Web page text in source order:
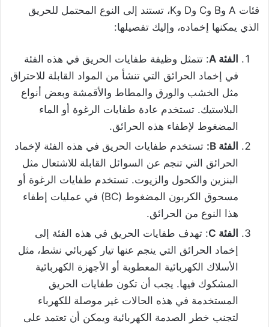
فئات A وB وC وD وK، تستند إلى النوع المحتمل للحريق
الذي يمكنها إخماده، وإليك تفصيلها:
الفئة A
: تتمثل وظيفة طفايات الحريق في هذه الفئة
في إخماد الحرائق التي تنشأ من المواد القابلة للاحتراق
مثل الخشب والورق والمطاط والأقمشة وبعض أنواع
البلاستيك. تستخدم عادة طفايات الرغوة أو الماء
المضغوط لإطفاء هذه الحرائق.
الفئة B:
تستخدم طفايات الحريق في هذه الفئة لإخماد
الحرائق التي تنجم عن السوائل القابلة للاشتعال مثل
البنزين والكحول والزيوت. تستخدم طفايات الرغوة أو
مسحوق الكربون المضغوط (BC) في عمليات إطفاء
هذا النوع من الحرائق.
الفئة C
: تهدف طفايات الحريق في هذه الفئة إلى
إخماد الحرائق التي ينجم عنها تيار كهربائي نشط، مثل
الأسلاك الكهربائية المعطوبة أو الأجهزة الكهربائية
المشكوك فيها. يجب أن تكون طفايات الحريق
المستخدمة في هذه الحالات غير موصلة للكهرباء
لتجنب خطر الصدمة الكهربائية ويمكن أن تعتمد على